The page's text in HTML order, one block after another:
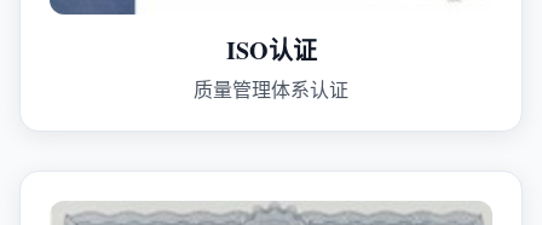
ISO认证
质量管理体系认证